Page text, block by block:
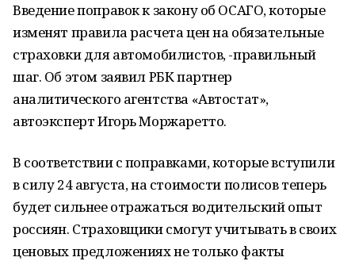
Введение поправок к закону об ОСАГО, которые
изменят правила расчета цен на обязательные
страховки для автомобилистов, -правильный
шаг. Об этом заявил РБК партнер
аналитического агентства «Автостат»,
автоэксперт Игорь Моржаретто.
В соответствии с поправками, которые вступили
в силу 24 августа, на стоимости полисов теперь
будет сильнее отражаться водительский опыт
россиян. Страховщики смогут учитывать в своих
ценовых предложениях не только факты